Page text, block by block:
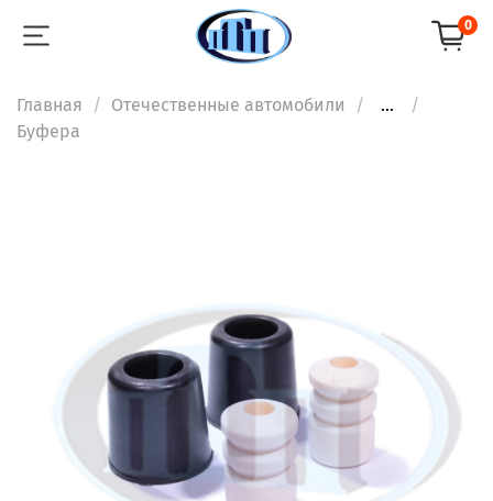
0
Главная Отечественные автомобили
...
Буфера